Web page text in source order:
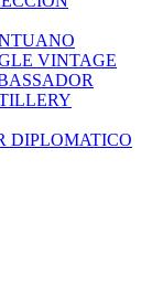
VINTAGE
DIPLOMATICO